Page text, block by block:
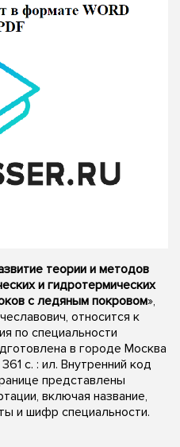
теории и методов
и гидротермических
с ледяным покровом»,
относится к
по специальности
в городе Москва
с. : ил. Внутренний код
представлены
включая название,
и шифр специальности.